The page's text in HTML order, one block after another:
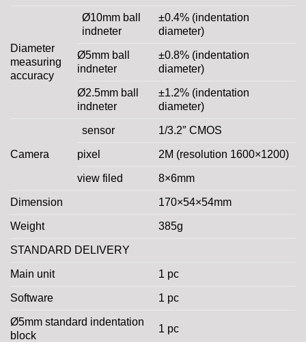
Diameter
measuring
accuracy
Ø10mm ball
indneter
±0.4% (indentation
diameter)
Ø5mm ball
indneter
±0.8% (indentation
diameter)
Ø2.5mm ball
indneter
±1.2% (indentation
diameter)
Camera
sensor 1/3.2″ CMOS
pixel 2M (resolution 1600×1200)
view filed 8×6mm
Dimension 170×54×54mm
Weight 385g
STANDARD DELIVERY
Main unit 1 pc
Software 1 pc
Ø5mm standard indentation
block
1 pc